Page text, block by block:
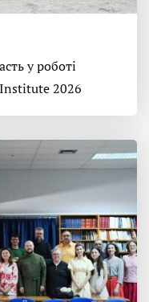
у роботі
2026